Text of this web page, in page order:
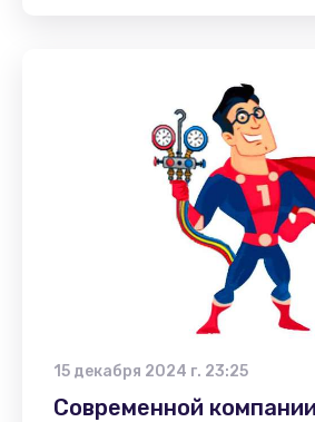
15 декабря 2024 г. 23:25
Современной компании